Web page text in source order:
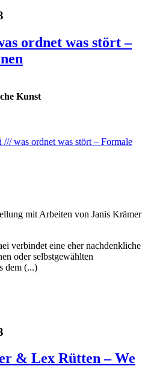
ordnet was stört –
Kunst
mit Arbeiten von Janis Krämer
verbindet eine eher nachdenkliche
oder selbstgewählten
dem (...)
& Lex Rütten – We